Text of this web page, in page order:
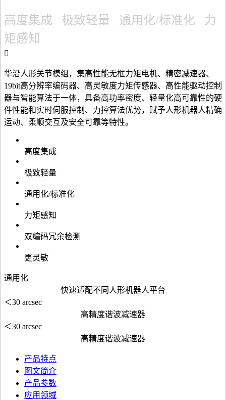
高度集成 极致轻量 通用化/标准化 力
矩感知
华沿人形关节模组，集高性能无框力矩电机、精密减速器、
19bit高分辨率编码器、高灵敏度力矩传感器、高性能驱动控制
器与智能算法于一体，具备高功率密度、轻量化高可靠性的硬
件性能和实时伺服控制、力控算法优势，赋予人形机器人精确
运动、柔顺交互及安全可靠等特性。
高度集成
极致轻量
通用化/标准化
力矩感知
双编码冗余检测
更灵敏
通用化
快速适配不同人形机器人平台
＜30 arcsec
高精度谐波减速器
＜30 arcsec
高精度谐波减速器
产品特点
图文简介
产品参数
应用领域